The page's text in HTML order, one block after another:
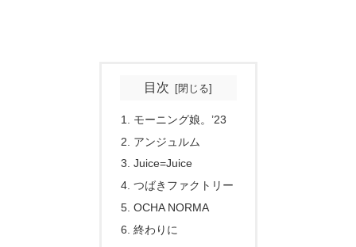
目次
モーニング娘。’23
アンジュルム
Juice=Juice
つばきファクトリー
OCHA NORMA
終わりに